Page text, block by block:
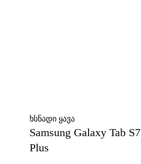
ხსნადი ყავა
Samsung Galaxy Tab S7
Plus